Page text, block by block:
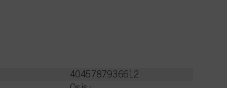
4045787936612